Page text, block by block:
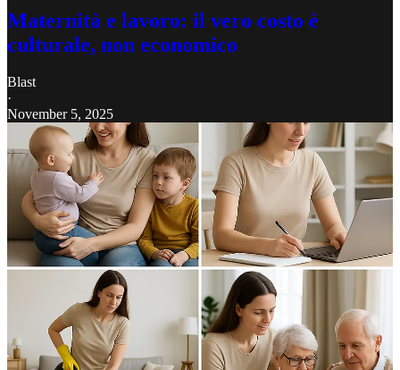
Maternità e lavoro: il vero costo è
culturale, non economico
Blast
·
November 5, 2025